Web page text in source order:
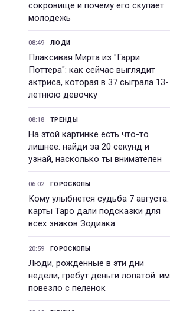
сокровище и почему его скупает
молодежь
08:49 ЛЮДИ
Плаксивая Мирта из "Гарри
Поттера": как сейчас выглядит
актриса, которая в 37 сыграла 13-
летнюю девочку
08:18 ТРЕНДЫ
На этой картинке есть что-то
лишнее: найди за 20 секунд и
узнай, насколько ты внимателен
06:02 ГОРОСКОПЫ
Кому улыбнется судьба 7 августа:
карты Таро дали подсказки для
всех знаков Зодиака
20:59 ГОРОСКОПЫ
Люди, рожденные в эти дни
недели, гребут деньги лопатой: им
повезло с пеленок